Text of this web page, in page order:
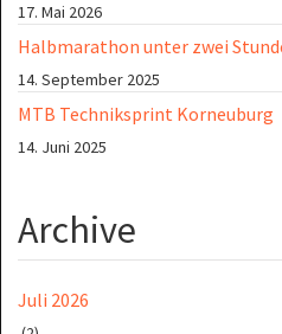
17. Mai 2026
Halbmarathon unter zwei
14. September 2025
MTB Techniksprint Korneuburg
14. Juni 2025
Archive
Juli 2026